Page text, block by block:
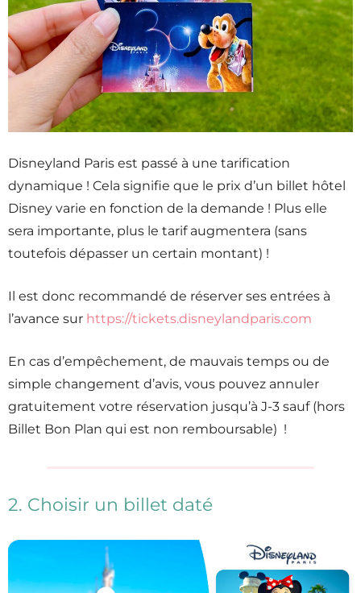
Disneyland Paris est passé à une tarification
dynamique ! Cela signifie que le prix d’un billet hôtel
Disney varie en fonction de la demande ! Plus elle
sera importante, plus le tarif augmentera (sans
toutefois dépasser un certain montant) !
Il est donc recommandé de réserver ses entrées à
l’avance sur https://tickets.disneylandparis.com
En cas d’empêchement, de mauvais temps ou de
simple changement d’avis, vous pouvez annuler
gratuitement votre réservation jusqu’à J-3 sauf (hors
Billet Bon Plan qui est non remboursable) !
2. Choisir un billet daté